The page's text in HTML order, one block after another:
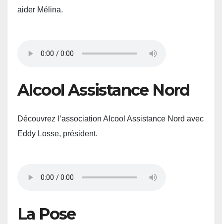
aider Mélina.
Alcool Assistance Nord
Découvrez l’association Alcool Assistance Nord avec
Eddy Losse, président.
La Pose